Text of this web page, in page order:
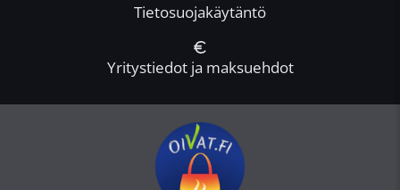
Tietosuojakäytäntö
Yritystiedot ja maksuehdot